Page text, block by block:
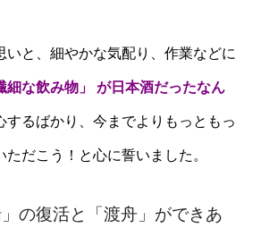
いと、細やかな気配り、作業などに
細な飲み物」 が日本酒だったなん
するばかり、今までよりもっともっ
だこう！と心に誓いました。
の復活と「渡舟」ができあ